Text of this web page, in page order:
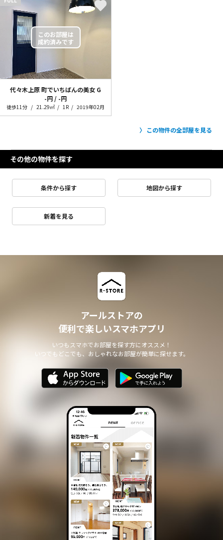
代々木上原 町でいちばんの美女 G
-円 / -円
徒歩11分 21.29㎡ 1R 2019年02月
この物件の全部屋を見る
その他の物件を探す
条件から探す 地図から探す
新着を見る
アールストアの
便利で楽しいスマホアプリ
いつもスマホでお部屋を探す方にオススメ！
いつでもどこでも、おしゃれなお部屋が簡単に探せます。